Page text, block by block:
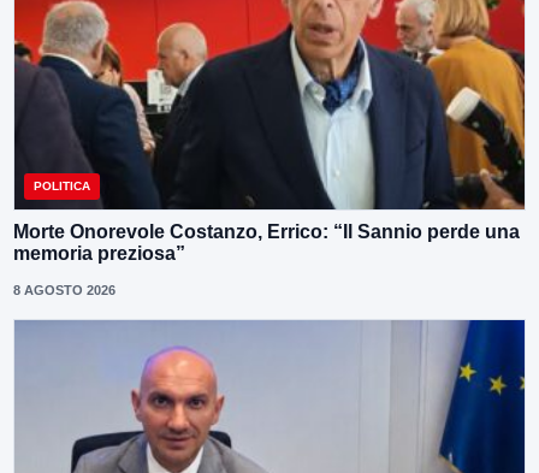
POLITICA
Morte Onorevole Costanzo, Errico: “Il Sannio perde una
memoria preziosa”
8 AGOSTO 2026